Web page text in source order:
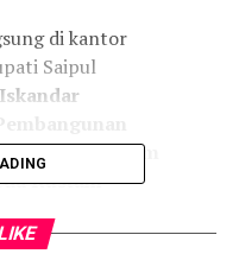
di kantor
Saipul
Umum
Rustam
.